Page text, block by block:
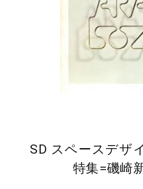
SD スペースデザ
特集=磯崎